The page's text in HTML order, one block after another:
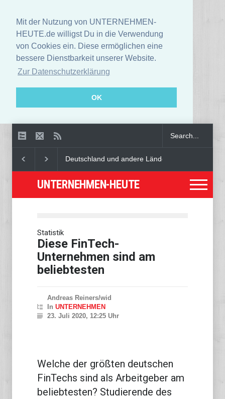
Mit der Nutzung von UNTERNEHMEN-
HEUTE.de willigst Du in die Verwendung
von Cookies ein. Diese ermöglichen eine
bessere Dienstbarkeit unserer Website.
Zur Datenschutzerklärung
OK
Deutschland und andere Länder warnen
UNTERNEHMEN-HEUTE
Statistik
Diese FinTech-
Unternehmen sind am
beliebtesten
Andreas Reiners/wid
In UNTERNEHMEN
23. Juli 2020, 12:25 Uhr
Welche der größten deutschen
FinTechs sind als Arbeitgeber am
beliebtesten? Studierende des